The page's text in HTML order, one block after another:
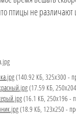
птицы не различают
(140.92 КБ, 325x300 -
(17.59 КБ,
(16.1 КБ, 250x196 -
(18.9 КБ, 123x250 -